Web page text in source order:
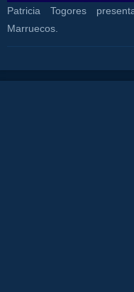
Patricia Togores
Marruecos.
marbella-tv/